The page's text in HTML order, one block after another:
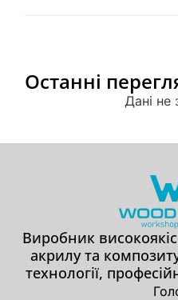
Останні
Дані не
Виробник
акрилу та
технології,